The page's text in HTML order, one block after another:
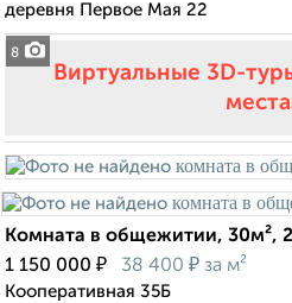
8
деревня Первое Мая 22
Виртуальные 3D-
Комната в общежитии, 30м²,
1 150 000 ₽ 38 400 ₽ за м²
Кооперативная 35Б